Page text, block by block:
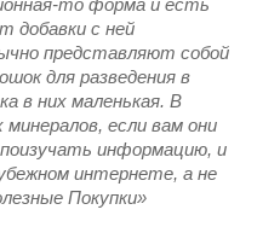
то форма и есть
добавки с ней
представляют собой
для разведения в
в них маленькая. В
если вам они
информацию, и
интернете, а не
Покупки»